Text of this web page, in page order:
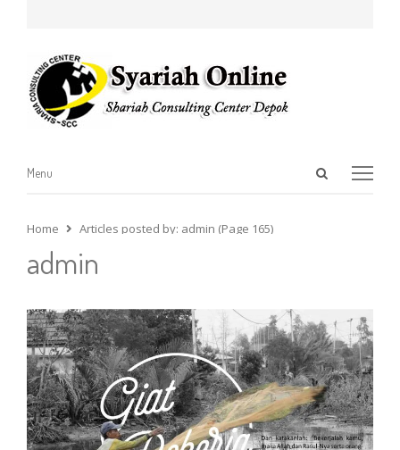
Open
Menu
Menu
Home Articles posted by: admin (Page 165)
admin